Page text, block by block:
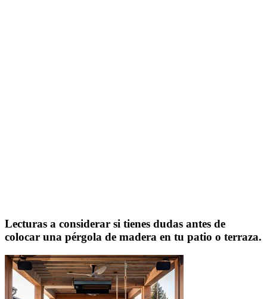
Lecturas a considerar si tienes dudas antes de
colocar una pérgola de madera en tu patio o terraza.